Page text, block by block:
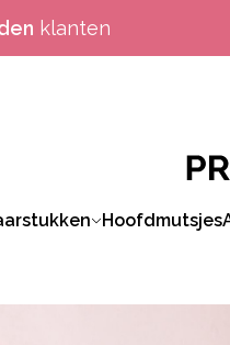
klanten
Hoofdmutsjes